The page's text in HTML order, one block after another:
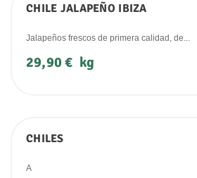
CHILE JALAPEÑO IBIZA
Jalapeños frescos de primera calidad, de...
Precio
29,90 € kg
CHILES
A